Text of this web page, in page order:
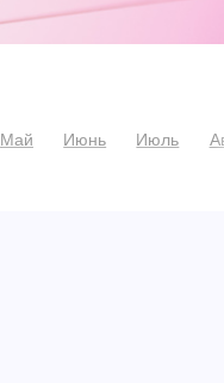
Май Июнь Июль